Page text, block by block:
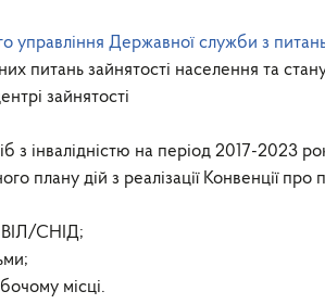
управління Державної служби з
питань зайнятості населення та
зайнятості
з інвалідністю на період 2017-2023
плану дій з реалізації Конвенції про
ВІЛ/СНІД;
місці.